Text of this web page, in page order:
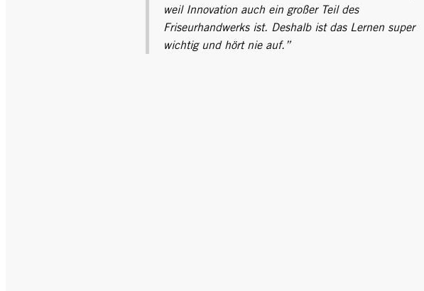
weil Innovation auch ein großer Teil des
Friseurhandwerks ist. Deshalb ist das Lernen super
wichtig und hört nie auf.”